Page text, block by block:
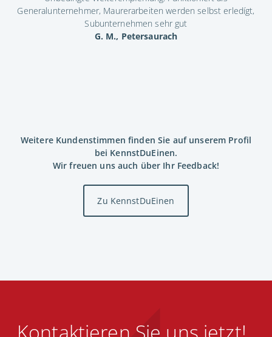
Generalunternehmer, Maurerarbeiten werden selbst erledígt,
Subunternehmen sehr gut
G. M., Petersaurach
Weitere Kundenstimmen finden Sie auf unserem Profil
bei KennstDuEinen.
Wir freuen uns auch über Ihr Feedback!
Zu KennstDuEinen